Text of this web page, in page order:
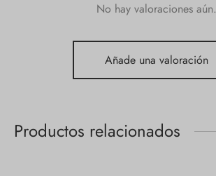
No hay valoraciones aún.
Añade una valoración
Productos relacionados